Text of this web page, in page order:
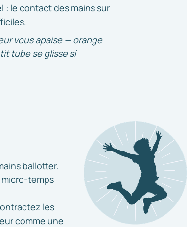
: le contact des mains sur
vous apaise — orange
tube se glisse si
ballotter.
temps
les
comme une